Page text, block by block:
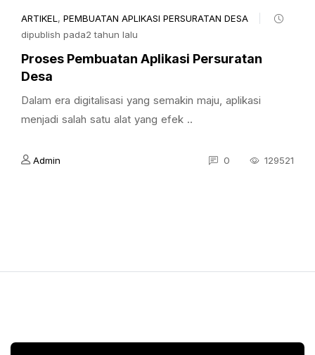
ARTIKEL , PEMBUATAN APLIKASI PERSURATAN DESA
dipublish pada2 tahun lalu
Proses Pembuatan Aplikasi Persuratan
Desa
Dalam era digitalisasi yang semakin maju, aplikasi
menjadi salah satu alat yang efek ..
Admin 0 129521